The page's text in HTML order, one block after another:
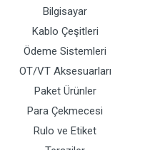
Bilgisayar
Kablo Çeşitleri
Ödeme Sistemleri
OT/VT Aksesuarları
Paket Ürünler
Para Çekmecesi
Rulo ve Etiket